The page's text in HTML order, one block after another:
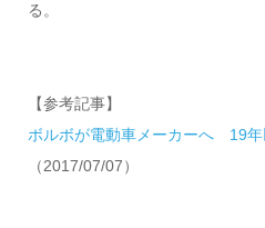
る。
【参考記事】
ボルボが電動車メーカーへ 19年
（2017/07/07）